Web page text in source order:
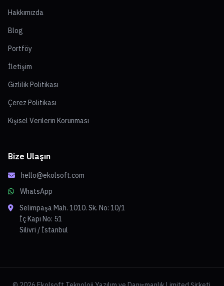
Hakkımızda
Blog
Portföy
İletişim
Gizlilik Politikası
Çerez Politikası
Kişisel Verilerin Korunması
Bize Ulaşın
hello@ekolsoft.com
WhatsApp
Selimpaşa Mah. 1010. Sk. No: 10/1
İç Kapı No: 51
Silivri / İstanbul